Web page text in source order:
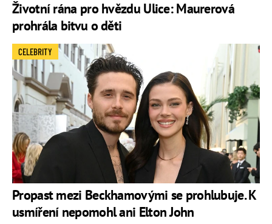
Životní rána pro hvězdu Ulice: Maurerová
prohrála bitvu o děti
Propast mezi Beckhamovými se prohlubuje. K
usmíření nepomohl ani Elton John
CELEBRITY